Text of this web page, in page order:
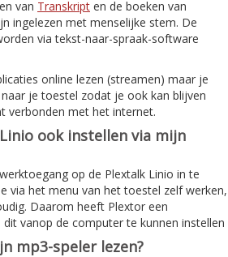
van Transkript en de boeken van
ingelezen met menselijke stem. De
via tekst-naar-spraak-software
online lezen (streamen) maar je
je toestel zodat je ook kan blijven
verbonden met het internet.
ook instellen via mijn
op de Plextalk Linio in te
via het menu van het toestel zelf werken,
Daarom heeft Plextor een
vanop de computer te kunnen instellen
mp3-speler lezen?